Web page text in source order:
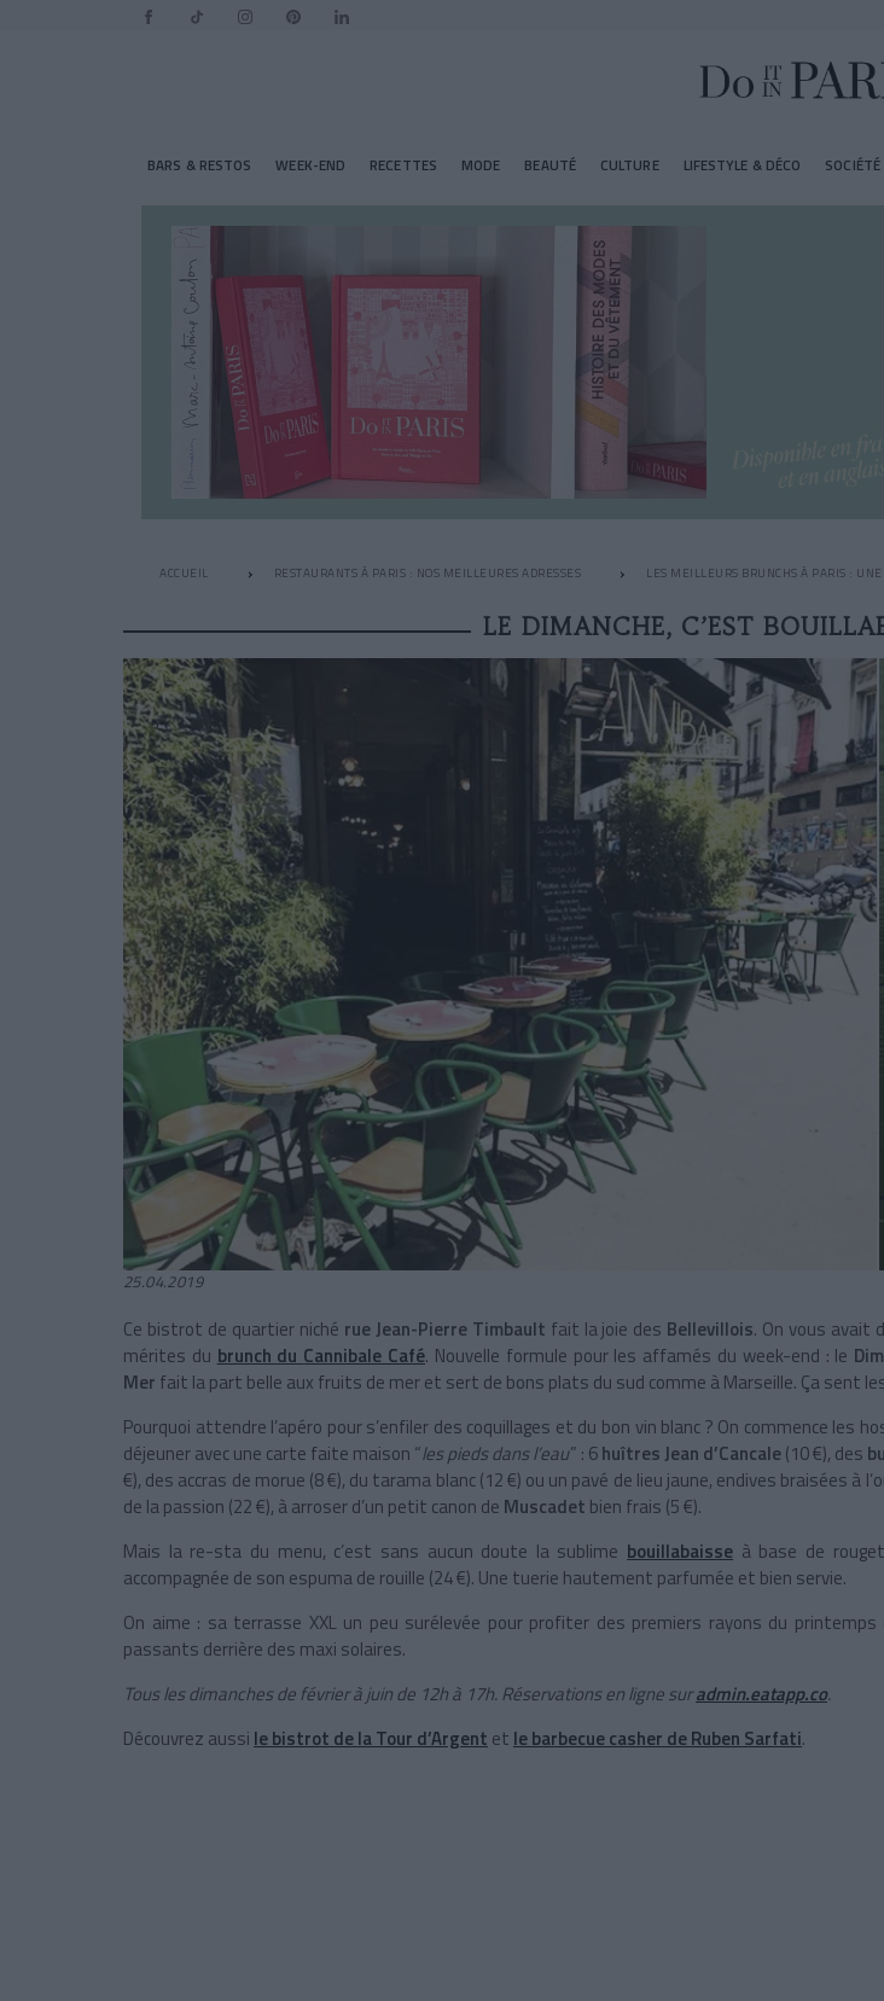
BARS & RESTOS WEEK-END RECETTES MODE BEAUTÉ CULTURE LIFESTYLE & DÉCO SOCIÉTÉ
ACCUEIL RESTAURANTS À PARIS : NOS MEILLEURES ADRESSES LES MEILLEURS BRUNCHS À PARIS :
LE DIMANCHE, C’EST
25.04.2019
Ce bistrot de quartier niché rue Jean-Pierre Timbault fait la joie des Bellevillois. On vous avait
mérites du brunch du Cannibale Café. Nouvelle formule pour les affamés du week-end : le
Mer fait la part belle aux fruits de mer et sert de bons plats du sud comme à Marseille. Ça sent
Pourquoi attendre l’apéro pour s’enfiler des coquillages et du bon vin blanc ? On commence les
déjeuner avec une carte faite maison “les pieds dans l’eau” : 6huîtres Jean d’Cancale(10 €), des
€), des accras de morue (8 €), du tarama blanc (12 €) ou un pavé de lieu jaune, endives braisées à
de la passion (22 €), à arroser d’un petit canon de Muscadet bien frais (5 €).
Mais la re-sta du menu, c’est sans aucun doute la sublime bouillabaisse à base de
accompagnée de son espuma de rouille (24 €). Une tuerie hautement parfumée et bien servie.
On aime : sa terrasse XXL un peu surélevée pour profiter des premiers rayons du
passants derrière des maxi solaires.
Tous les dimanches de février à juin de 12h à 17h. Réservations en ligne suradmin.eatapp.co.
Découvrez aussi le bistrot de la Tour d’Argent et le barbecue casher de Ruben Sarfati.